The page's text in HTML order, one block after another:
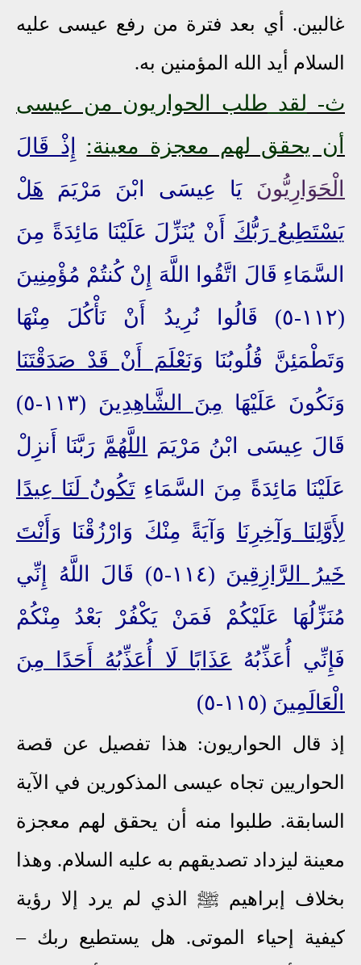
غالبين. أي بعد فترة من رفع عيسى عليه
السلام أيد الله المؤمنين به.
ث- لقد طلب الحواريون من عيسى
أن يحقق لهم معجزة معينة:
إِذْ قَالَ
الْحَوَارِيُّونَ يَا عِيسَى ابْنَ مَرْيَمَ هَلْ
يَسْتَطِيعُ رَبُّكَ أَنْ يُنَزِّلَ عَلَيْنَا مَائِدَةً مِنَ
السَّمَاءِ قَالَ اتَّقُوا اللَّهَ إِنْ كُنتُمْ مُؤْمِنِينَ
(١١٢-٥) قَالُوا نُرِيدُ أَنْ نَأْكُلَ مِنْهَا
وَتَطْمَئِنَّ قُلُوبُنَا وَنَعْلَمَ أَنْ قَدْ صَدَقْتَنَا
وَنَكُونَ عَلَيْهَا مِنَ الشَّاهِدِينَ
(١١٣-٥)
قَالَ عِيسَى ابْنُ مَرْيَمَ
اللَّهُمَّ رَبَّنَا أَنزِلْ
عَلَيْنَا مَائِدَةً مِنَ السَّمَاءِتَكُونُ لَنَا عِيدًا
لِأَوَّلِنَا وَآخِرِنَا وَآيَةً مِنْكَ وَارْزُقْنَا وَأَنْتَ
خَيرُ الرَّازِقِينَ
(١١٤-٥) قَالَ اللَّهُ إِنِّي
مُنَزِّلُهَا عَلَيْكُمْ فَمَنْ يَكْفُرْ بَعْدُ مِنْكُمْ
فَإِنِّي أُعَذِّبُهُ عَذَابًا لَا أُعَذِّبُهُ أَحَدًا مِنَ
الْعَالَمِينَ (١١٥-٥)
إذ قال الحواريون: هذا تفصيل عن قصة
الحواريين تجاه عيسى المذكورين في الآية
السابقة. طلبوا منه أن يحقق لهم معجزة
معينة ليزداد تصديقهم به عليه السلام. وهذا
بخلاف إبراهيم ﷺ الذي لم يرد إلا رؤية
كيفية إحياء الموتى. هل يستطيع ربك –